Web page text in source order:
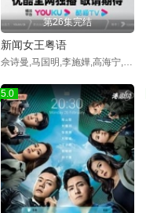
第26集完结
新闻女王粤语
佘诗曼,马国明,李施嬅,高海宁,王敏奕,何依婷,陈山聪,谭俊彦,陈敏之,吴业坤,邓智坚,许俊豪,袁镇业,龚慈恩,邝洁楹,高钧贤,林正峰,杨证桦,彭怀安,张诗欣,林伟,路芙,王嘉慧,郭浩皇,姚宏远,陈桢怡,车婉婉,莫家淦,杨明,何广沛,张颕康,林景程,何沛珈,陈若思,黎燕珊,崔建邦,李国麟,黄庭锋,关曜儁,罗毓仪,刘颂鹏,胡美贻,刘家聪,罗雪妍,孔德贤,蔡国威,郑启泰,卢峻峯,刘天龙,杨家宝,李嘉晋
5.0